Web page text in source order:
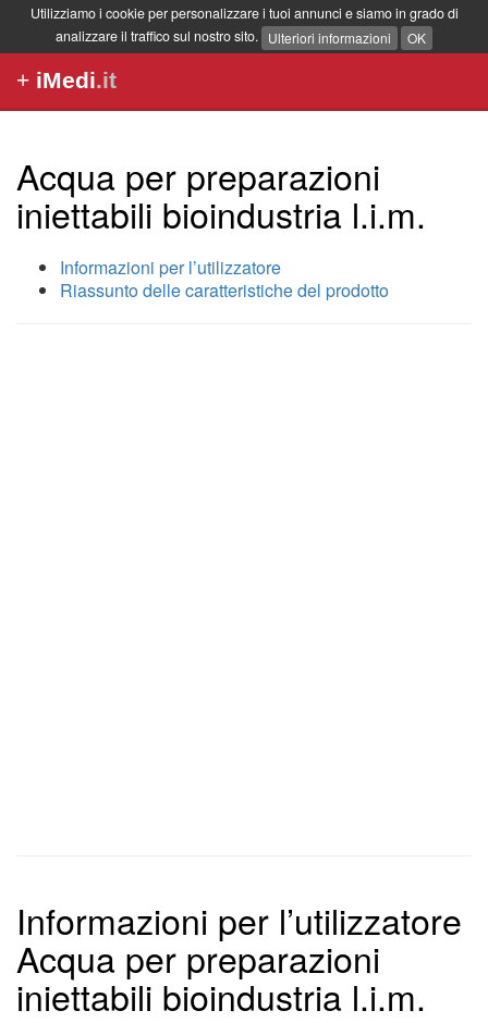
Utilizziamo i cookie per personalizzare i tuoi annunci e siamo in grado di
analizzare il traffico sul nostro sito. Ulteriori informazioni OK
+ iMedi.it
Acqua per preparazioni
iniettabili bioindustria l.i.m.
Informazioni per l’utilizzatore
Riassunto delle caratteristiche del prodotto
Informazioni per l’utilizzatore
Acqua per preparazioni
iniettabili bioindustria l.i.m.